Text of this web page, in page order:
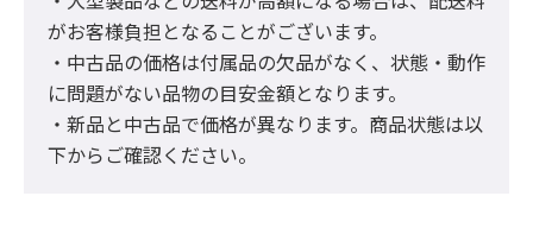
がお客様負担となることがございます。
・中古品の価格は付属品の欠品がなく、状態・動作
に問題がない品物の目安金額となります。
・新品と中古品で価格が異なります。商品状態は以
下からご確認ください。